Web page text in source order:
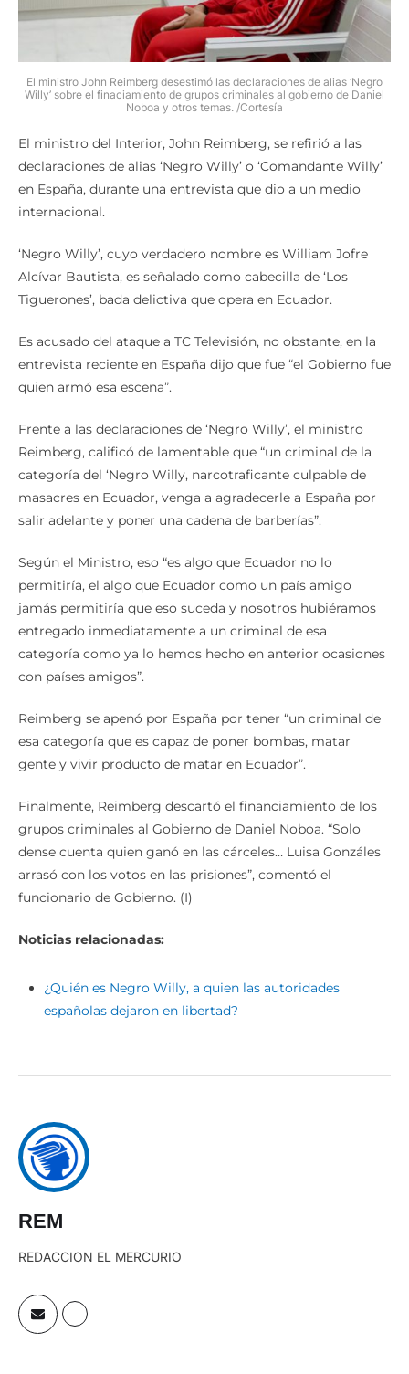
El ministro John Reimberg desestimó las declaraciones de alias ‘Negro
Willy’ sobre el finaciamiento de grupos criminales al gobierno de Daniel
Noboa y otros temas. /Cortesía
El ministro del Interior, John Reimberg, se refirió a las
declaraciones de alias ‘Negro Willy’ o ‘Comandante Willy’
en España, durante una entrevista que dio a un medio
internacional.
‘Negro Willy’, cuyo verdadero nombre es William Jofre
Alcívar Bautista, es señalado como cabecilla de ‘Los
Tiguerones’, bada delictiva que opera en Ecuador.
Es acusado del ataque a TC Televisión, no obstante, en la
entrevista reciente en España dijo que fue “el Gobierno fue
quien armó esa escena”.
Frente a las declaraciones de ‘Negro Willy’, el ministro
Reimberg, calificó de lamentable que “un criminal de la
categoría del ‘Negro Willy, narcotraficante culpable de
masacres en Ecuador, venga a agradecerle a España por
salir adelante y poner una cadena de barberías”.
Según el Ministro, eso “es algo que Ecuador no lo
permitiría, el algo que Ecuador como un país amigo
jamás permitiría que eso suceda y nosotros hubiéramos
entregado inmediatamente a un criminal de esa
categoría como ya lo hemos hecho en anterior ocasiones
con países amigos”.
Reimberg se apenó por España por tener “un criminal de
esa categoría que es capaz de poner bombas, matar
gente y vivir producto de matar en Ecuador”.
Finalmente, Reimberg descartó el financiamiento de los
grupos criminales al Gobierno de Daniel Noboa. “Solo
dense cuenta quien ganó en las cárceles… Luisa Gonzáles
arrasó con los votos en las prisiones”, comentó el
funcionario de Gobierno. (I)
Noticias relacionadas:
¿Quién es Negro Willy, a quien las autoridades
españolas dejaron en libertad?
REM
REDACCION EL MERCURIO